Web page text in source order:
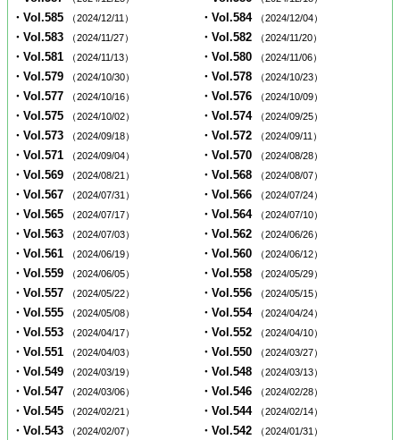
・Vol.585 （2024/12/11） ・Vol.584 （2024/12/04）
・Vol.583 （2024/11/27） ・Vol.582 （2024/11/20）
・Vol.581 （2024/11/13） ・Vol.580 （2024/11/06）
・Vol.579 （2024/10/30） ・Vol.578 （2024/10/23）
・Vol.577 （2024/10/16） ・Vol.576 （2024/10/09）
・Vol.575 （2024/10/02） ・Vol.574 （2024/09/25）
・Vol.573 （2024/09/18） ・Vol.572 （2024/09/11）
・Vol.571 （2024/09/04） ・Vol.570 （2024/08/28）
・Vol.569 （2024/08/21） ・Vol.568 （2024/08/07）
・Vol.567 （2024/07/31） ・Vol.566 （2024/07/24）
・Vol.565 （2024/07/17） ・Vol.564 （2024/07/10）
・Vol.563 （2024/07/03） ・Vol.562 （2024/06/26）
・Vol.561 （2024/06/19） ・Vol.560 （2024/06/12）
・Vol.559 （2024/06/05） ・Vol.558 （2024/05/29）
・Vol.557 （2024/05/22） ・Vol.556 （2024/05/15）
・Vol.555 （2024/05/08） ・Vol.554 （2024/04/24）
・Vol.553 （2024/04/17） ・Vol.552 （2024/04/10）
・Vol.551 （2024/04/03） ・Vol.550 （2024/03/27）
・Vol.549 （2024/03/19） ・Vol.548 （2024/03/13）
・Vol.547 （2024/03/06） ・Vol.546 （2024/02/28）
・Vol.545 （2024/02/21） ・Vol.544 （2024/02/14）
・Vol.543 （2024/02/07） ・Vol.542 （2024/01/31）